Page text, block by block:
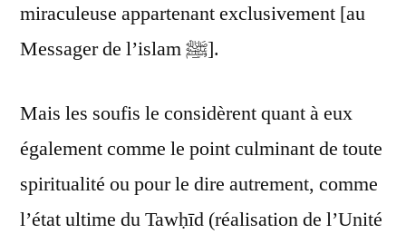
miraculeuse appartenant exclusivement [au
Messager de l’islam ﷺ].
Mais les soufis le considèrent quant à eux
également comme le point culminant de toute
spiritualité ou pour le dire autrement, comme
l’état ultime du Tawḥīd (réalisation de l’Unité